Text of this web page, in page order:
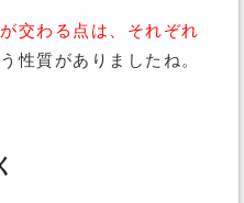
交わる点は、それぞれ
性質がありましたね。